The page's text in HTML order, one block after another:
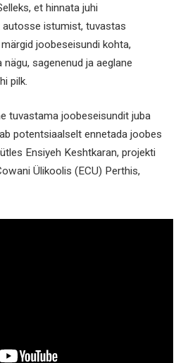
et hinnata juhi
istumist, tuvastas
joobeseisundi kohta,
sagenenud ja aeglane
pilk.
tuvastama joobeseisundit juba
potentsiaalselt ennetada joobes
Ensiyeh Keshtkaran, projekti
Ülikoolis (ECU) Perthis,